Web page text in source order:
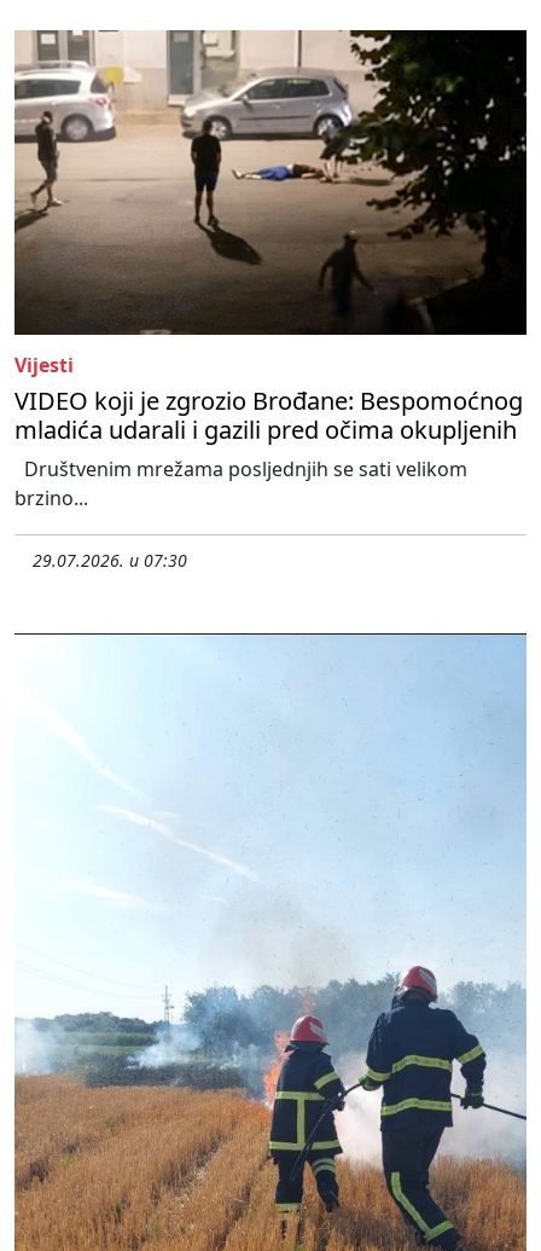
Vijesti
VIDEO koji je zgrozio Brođane: Bespomoćnog
mladića udarali i gazili pred očima okupljenih
Društvenim mrežama posljednjih se sati velikom
brzino...
29.07.2026. u 07:30